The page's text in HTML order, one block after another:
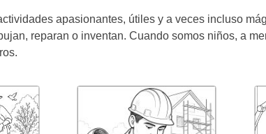
apasionantes, útiles y a veces incluso
reparan o inventan. Cuando somos niños, a